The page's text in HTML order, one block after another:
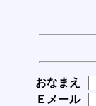
おなまえ
Ｅメール